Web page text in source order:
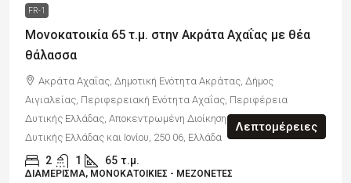
FR-1
Μονοκατοικία 65 τ.μ. στην Ακράτα Αχαΐας με θέα
θάλασσα
Ακράτα Αχαΐας, Δημοτική Ενότητα Ακράτας, Δήμος
Αιγιαλείας, Περιφερειακή Ενότητα Αχαΐας, Περιφέρεια
Δυτικής Ελλάδας, Αποκεντρωμένη Διοίκηση Πελοποννήσου,
Δυτικής Ελλάδας και Ιονίου, 250 06, Ελλάδα
2 1 65 τ.μ.
ΔΙΑΜΈΡΙΣΜΑ, ΜΟΝΟΚΑΤΟΙΚΊΕΣ - ΜΕΖΟΝΈΤΕΣ
Λεπτομέρειες